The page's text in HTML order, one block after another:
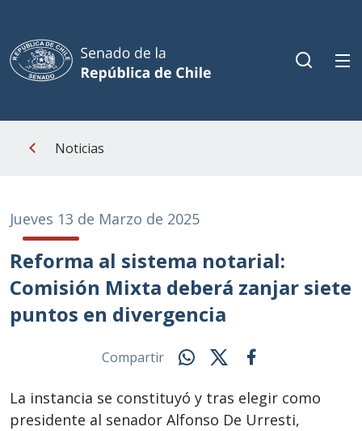
Noticias
Jueves 13 de Marzo de 2025
Reforma al sistema notarial:
Comisión Mixta deberá zanjar siete
puntos en divergencia
Compartir
La instancia se constituyó y tras elegir como
presidente al senador Alfonso De Urresti,